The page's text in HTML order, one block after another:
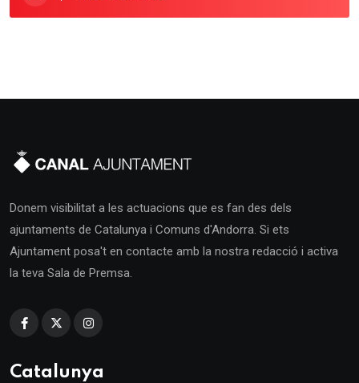
Donem visibilitat a les actuacions que es fan des dels
ajuntaments de Catalunya i Comuns d'Andorra. Si ets
Ajuntament posa't en contacte amb la nostra redacció i activa
la teva Sala de Premsa.
Catalunya